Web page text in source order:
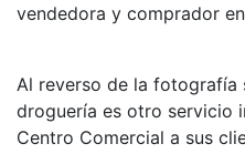
vendedora y comprador
Al reverso de la fotografía
droguería es otro servicio
Centro Comercial a sus